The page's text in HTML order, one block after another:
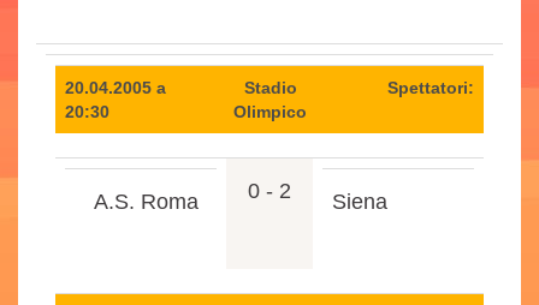
20.04.2005 a
20:30
Stadio
Olimpico
Spettatori:
A.S. Roma 0 - 2 Siena